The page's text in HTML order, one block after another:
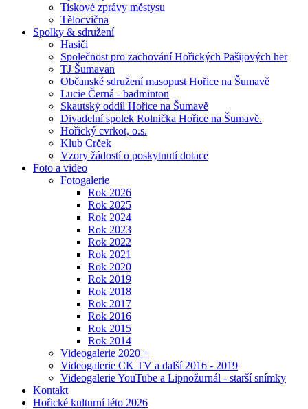
Tiskové zprávy městysu
Tělocvična
Spolky & sdružení
Hasiči
Společnost pro zachování Hořických Pašijových her
TJ Šumavan
Občanské sdružení masopust Hořice na Šumavě
Lucie Černá - badminton
Skautský oddíl Hořice na Šumavě
Divadelní spolek Rolnička Hořice na Šumavě.
Hořický cvrkot, o.s.
Klub Crček
Vzory žádostí o poskytnutí dotace
Foto a video
Fotogalerie
Rok 2026
Rok 2025
Rok 2024
Rok 2023
Rok 2022
Rok 2021
Rok 2020
Rok 2019
Rok 2018
Rok 2017
Rok 2016
Rok 2015
Rok 2014
Videogalerie 2020 +
Videogalerie CK TV a další 2016 - 2019
Videogalerie YouTube a Lipnožurnál - starší snímky
Kontakt
Hořické kulturní léto 2026